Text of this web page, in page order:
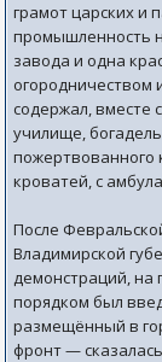
грамот царских и
промышленность
завода и одна
огородничеством
содержал, вместе
училище,
пожертвованного
кроватей, с
После
Владимирской
демонстраций, на
порядком был
размещённый в
фронт —